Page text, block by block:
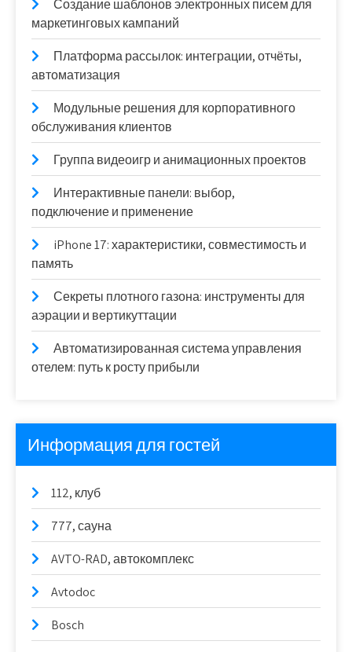
Создание шаблонов электронных писем для
маркетинговых кампаний
Платформа рассылок: интеграции, отчёты,
автоматизация
Модульные решения для корпоративного
обслуживания клиентов
Группа видеоигр и анимационных проектов
Интерактивные панели: выбор,
подключение и применение
iPhone 17: характеристики, совместимость и
память
Секреты плотного газона: инструменты для
аэрации и вертикуттации
Автоматизированная система управления
отелем: путь к росту прибыли
Информация для гостей
112, клуб
777, сауна
AVTO-RAD, автокомплекс
Avtodoc
Bosch